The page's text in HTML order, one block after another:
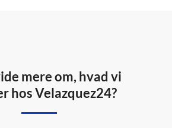
mere om, hvad vi
hos Velazquez24?